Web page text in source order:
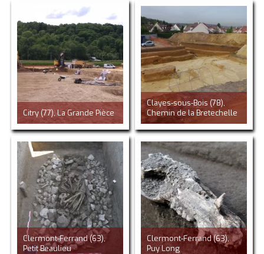
Citry (77), La Grande Pièce
Clayes-sous-Bois (78),
Chemin de la Bretechelle
Clermont-Ferrand (63),
Petit Beaulieu
Clermont-Ferrand (63),
Puy Long